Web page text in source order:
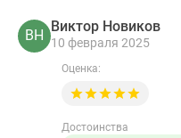
ВН
Виктор Новиков
10 февраля 2025
Оценка:
Достоинства